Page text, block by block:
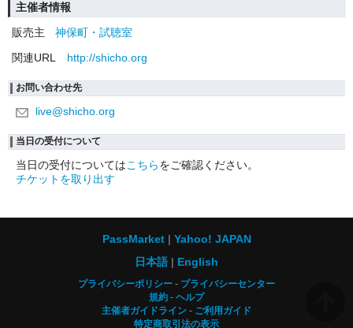
主催者情報
販売主
神保町・試聴室
関連URL
http://shicho.org
お問い合わせ先
live@shicho.org
当日の受付について
当日の受付についてはこちらをご確認ください。
チケットを取り出す
PassMarket
Yahoo! JAPAN
日本語
English
プライバシーポリシー
プライバシーセンター
規約
ヘルプ
主催者ガイドライン
ご利用ガイド
特定商取引法の表示